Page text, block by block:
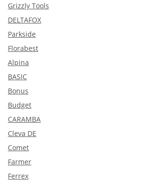
Grizzly Tools
DELTAFOX
Parkside
Florabest
Alpina
BASIC
Bonus
Budget
CARAMBA
Cleva DE
Comet
Farmer
Ferrex